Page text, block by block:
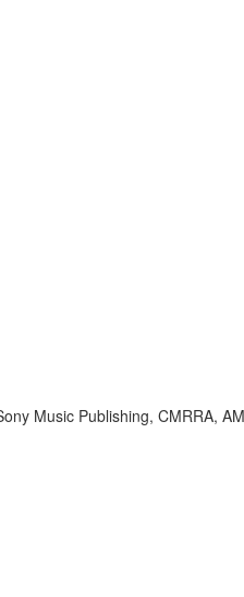
Music Publishing, CMRRA,